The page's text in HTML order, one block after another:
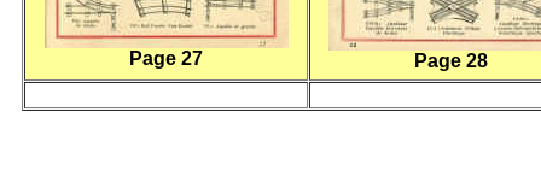
Page 27 Page 28